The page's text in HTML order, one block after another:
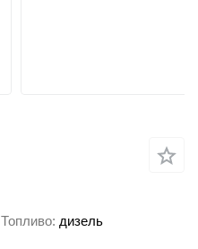
Топливо дизель